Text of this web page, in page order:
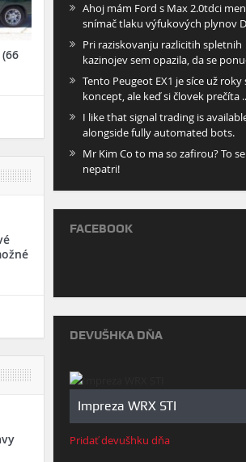
Ahoj mám Ford s Max 2.0tdci
snímač tlaku výfukových plynov
Pri raziskovanju razlicitih spletnih
kazinojev sem opazila, da se
Tento Peugeot EX1 je síce už roky
koncept, ale keď si človek prečíta
I like that signal trading is
alongside fully automated bots.
Mr Kim Co to ma so zafirou? To
nepatri!
FACEBOOK
DEVUŠHKA DŇA
Impreza WRX STI
Pridať devušhku dňa